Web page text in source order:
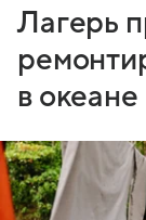
Лагерь
в океане